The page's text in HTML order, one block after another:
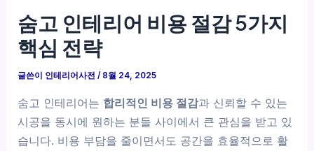
숨고 인테리어 비용 절감 5가지
핵심 전략
글쓴이 인테리어사전/ 8월 24, 2025
숨고 인테리어는 합리적인 비용 절감과 신뢰할 수 있는
시공을 동시에 원하는 분들 사이에서 큰 관심을 받고 있
습니다. 비용 부담을 줄이면서도 공간을 효율적으로 활